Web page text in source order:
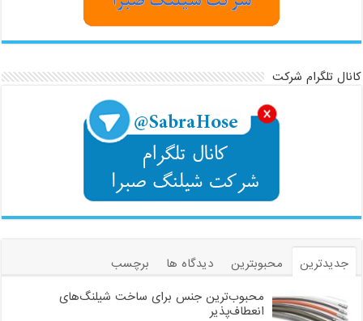
کانال تلگرام شرکت
جدیدترین محبوبترین دیدگاه ها
برچسب
محبوب‌ترین جنس برای ساخت شیلنگ‌های
انعطاف‌پذیر